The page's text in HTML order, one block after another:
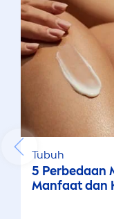
Tubuh
5 Perbedaan
Manfaat dan